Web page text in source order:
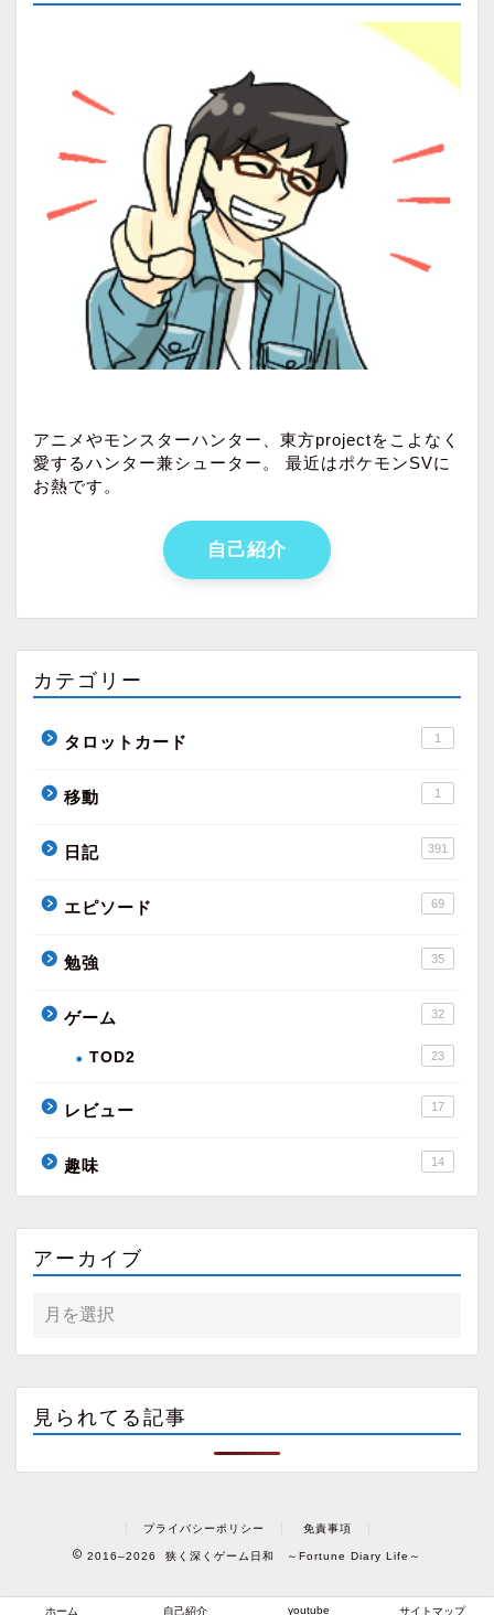
アニメやモンスターハンター、東方projectをこよなく
愛するハンター兼シューター。 最近はポケモンSVに
お熱です。
自己紹介
カテゴリー
タロットカード 1
移動 1
日記 391
エピソード 69
勉強 35
ゲーム 32
TOD2 23
レビュー 17
趣味 14
アーカイブ
見られてる記事
プライバシーポリシー 免責事項
2016–2026 狭く深くゲーム日和 ～Fortune Diary Life～
ホーム 自己紹介 youtube サイトマップ